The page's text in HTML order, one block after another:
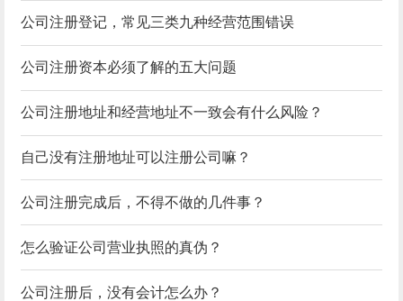
公司注册登记，常见三类九种经营范围错误
公司注册资本必须了解的五大问题
公司注册地址和经营地址不一致会有什么风险？
自己没有注册地址可以注册公司嘛？
公司注册完成后，不得不做的几件事？
怎么验证公司营业执照的真伪？
公司注册后，没有会计怎么办？